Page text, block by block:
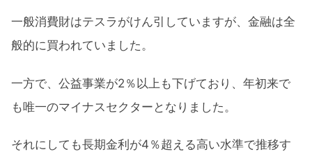
一般消費財はテスラがけん引していますが、金融は全
般的に買われていました。
一方で、公益事業が2％以上も下げており、年初来で
も唯一のマイナスセクターとなりました。
それにしても長期金利が4％超える高い水準で推移す